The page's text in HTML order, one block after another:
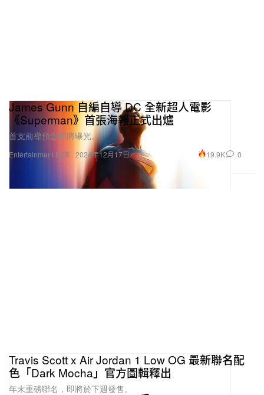
Entertainment 娛樂
James Gunn 自編自導 DC 全新超人電影
《Superman》首張海報正式出爐
首支前導預告即將曝光。
2024年12月17日 19.9K 0
Travis Scott x Air Jordan 1 Low OG 最新聯名配
色「Dark Mocha」官方圖輯釋出
年末重磅聯名，即將於下週發售。